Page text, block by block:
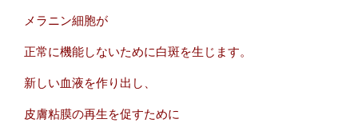
メラニン細胞が
正常に機能しないために白斑を生じます。
新しい血液を作り出し、
皮膚粘膜の再生を促すために